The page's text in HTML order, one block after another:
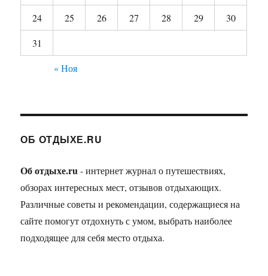
24
25 26 27 28 29
30
31
« Ноя
ОБ ОТДЫХЕ.RU
Об отдыхе.ru- интернет журнал о путешествиях,
обзорах интересных мест, отзывов отдыхающих.
Различные советы и рекомендации, содержащиеся на
сайте помогут отдохнуть с умом, выбрать наиболее
подходящее для себя место отдыха.